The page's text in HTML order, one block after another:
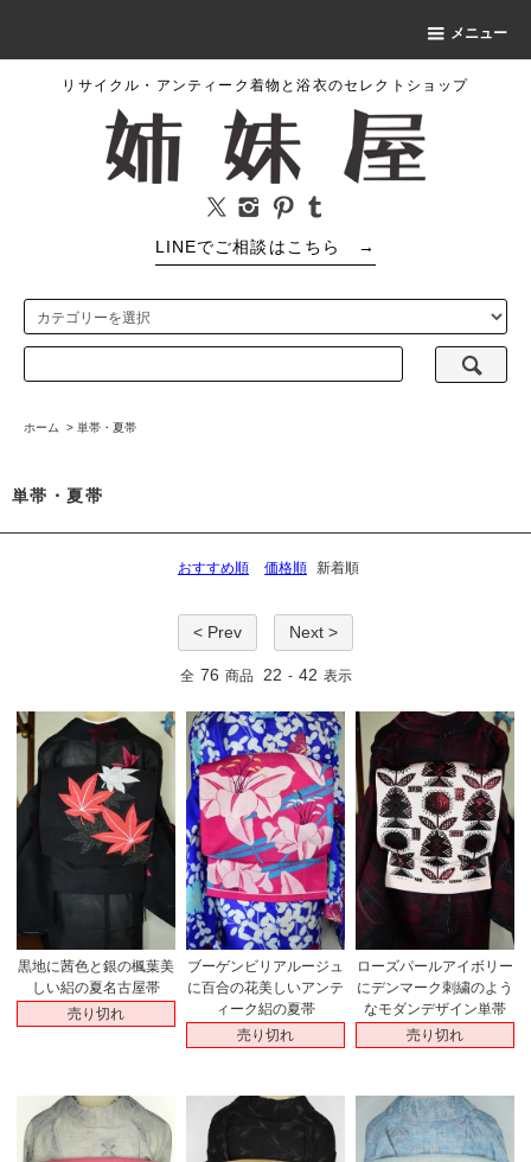
メニュー
リサイクル・アンティーク着物と浴衣のセレクトショップ
LINEでご相談はこちら →
ホーム > 単帯・夏帯
単帯・夏帯
おすすめ順 価格順 新着順
< Prev Next >
全 76 商品 22 - 42 表示
黒地に茜色と銀の楓葉美
しい絽の夏名古屋帯
売り切れ
ブーゲンビリアルージュ
に百合の花美しいアンテ
ィーク絽の夏帯
売り切れ
ローズパールアイボリー
にデンマーク刺繍のよう
なモダンデザイン単帯
売り切れ